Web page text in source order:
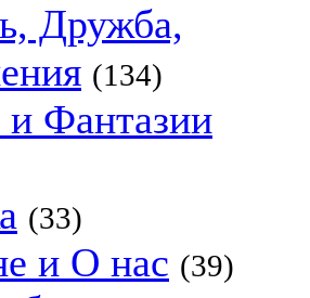
Дружба,
(134)
Фантазии
(33)
и О нас (39)